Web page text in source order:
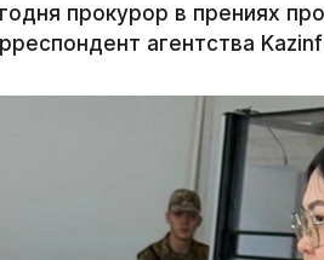
прокурор в прениях
агентства